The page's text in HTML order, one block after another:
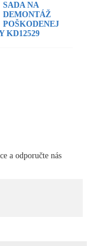
SADA NA
DEMONTÁŽ
POŠKODENEJ
KD12529
a odporučte nás